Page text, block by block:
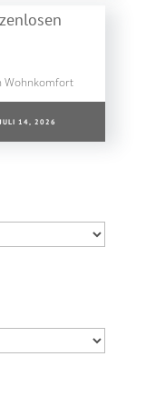
Wohnkomfort
JULI 14, 2026